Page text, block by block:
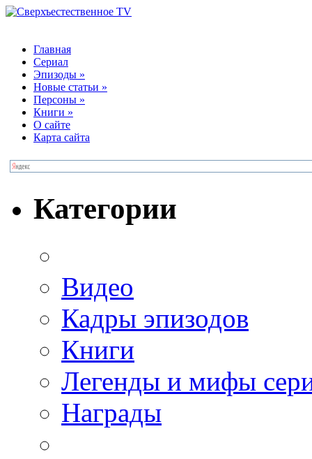
Главная
Сериал
Эпизоды »
Новые статьи »
Персоны »
Книги »
О сайте
Карта сайта
Категории
Видео
Кадры эпизодов
Книги
Легенды и мифы
Награды